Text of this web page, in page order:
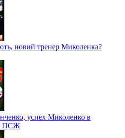
новий тренер Миколенка?
успех Миколенко в
ПСЖ